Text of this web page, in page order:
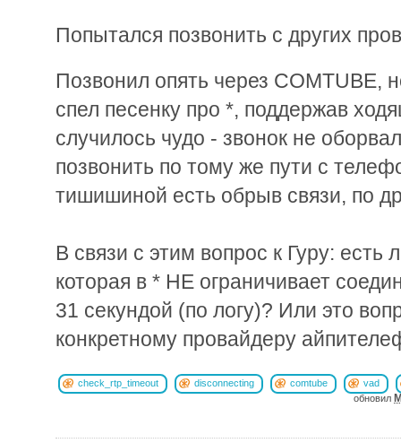
Попытался позвонить с других
Позвонил опять через
спел песенку про *, поддержав
случилось чудо - звонок не
позвонить по тому же пути с
тишишиной есть обрыв связи, по
В связи с этим вопрос к Гуру: есть
которая в * НЕ ограничивает
31 секундой (по логу)? Или это
конкретному провайдеру
check_rtp_timeout disconnecting comtube
vad
обновил